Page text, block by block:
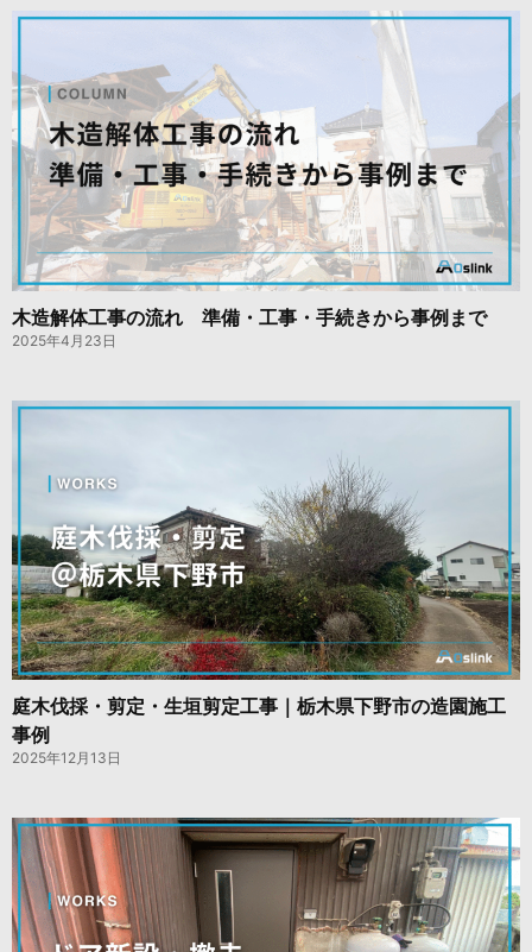
木造解体工事の流れ 準備・工事・手続きから事例まで
2025年4月23日
庭木伐採・剪定・生垣剪定工事｜栃木県下野市の造園施工
事例
2025年12月13日